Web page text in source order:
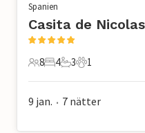
Spanien
Casita de
8 Gäster
8
4 Sovrum
4
3 Badrum
3
1 Husdjur
1
9 jan. • 7 nätter